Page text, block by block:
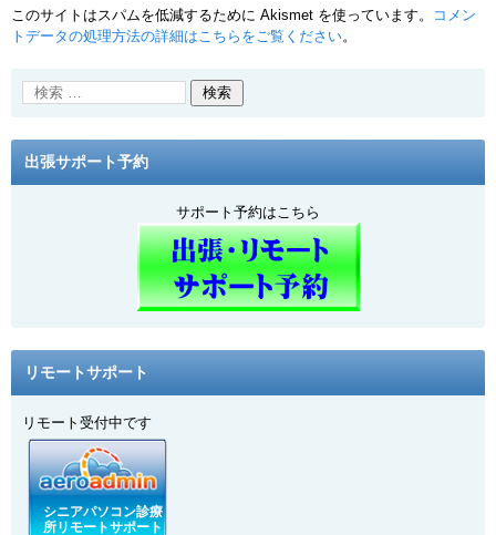
このサイトはスパムを低減するために Akismet を使っています。
コメン
トデータの処理方法の詳細はこちらをご覧ください。
出張サポート予約
サポート予約はこちら
リモートサポート
リモート受付中です
シニアパソコン診療
所リモートサポート